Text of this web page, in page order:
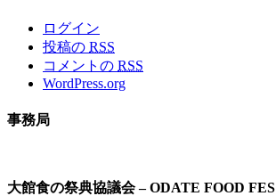
ログイン
投稿の RSS
コメントの RSS
WordPress.org
事務局
大館食の祭典協議会 – ODATE FOOD FES